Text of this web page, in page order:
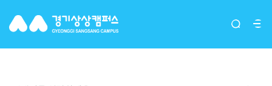
입주단체(그루버)